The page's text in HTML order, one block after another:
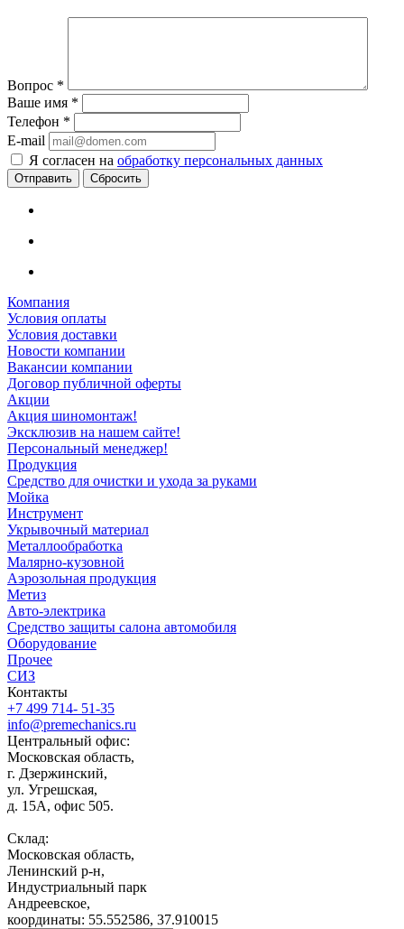
Вопрос *
Ваше имя *
Телефон *
E-mail
Я согласен на обработку персональных данных
Сбросить
Компания
Условия оплаты
Условия доставки
Новости компании
Вакансии компании
Договор публичной оферты
Акции
Акция шиномонтаж!
Эксклюзив на нашем сайте!
Персональный менеджер!
Продукция
Средство для очистки и ухода за руками
Мойка
Инструмент
Укрывочный материал
Металлообработка
Малярно-кузовной
Аэрозольная продукция
Метиз
Авто-электрика
Средство защиты салона автомобиля
Оборудование
Прочее
СИЗ
Контакты
+7 499 714- 51-35
info@premechanics.ru
Центральный офис:
Московская область,
г. Дзержинский,
ул. Угрешская,
д. 15А, офис 505.
Склад:
Московская область,
Ленинский р-н,
Индустриальный парк
Андреевское,
координаты: 55.552586, 37.910015